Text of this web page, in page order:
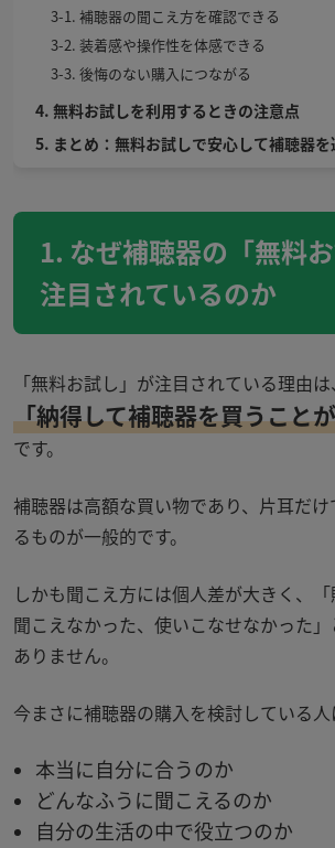
3-1. 補聴器の聞こえ方を確認できる
3-2. 装着感や操作性を体感できる
3-3. 後悔のない購入につながる
4. 無料お試しを利用するときの注意点
5. まとめ：無料お試しで安心して補聴器を
1. なぜ補聴器の「無料
注目されているのか
「無料お試し」が注目されている理由
「納得して補聴器を買うこと
です。
補聴器は高額な買い物であり、片耳だ
るものが一般的です。
しかも聞こえ方には個人差が大きく、
聞こえなかった、使いこなせなかった」
ありません。
今まさに補聴器の購入を検討している人
本当に自分に合うのか
どんなふうに聞こえるのか
自分の生活の中で役立つのか